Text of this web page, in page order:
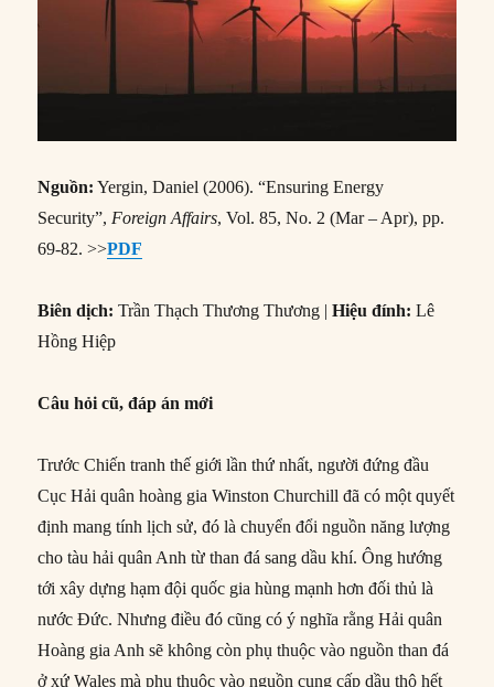
Nguồn: Yergin, Daniel (2006). “Ensuring Energy
Security”, Foreign Affairs, Vol. 85, No. 2 (Mar – Apr), pp.
69-82. >>PDF
Biên dịch: Trần Thạch Thương Thương |Hiệu đính: Lê
Hồng Hiệp
Câu hỏi cũ, đáp án mới
Trước Chiến tranh thế giới lần thứ nhất, người đứng đầu
Cục Hải quân hoàng gia Winston Churchill đã có một quyết
định mang tính lịch sử, đó là chuyển đổi nguồn năng lượng
cho tàu hải quân Anh từ than đá sang dầu khí. Ông hướng
tới xây dựng hạm đội quốc gia hùng mạnh hơn đối thủ là
nước Đức. Nhưng điều đó cũng có ý nghĩa rằng Hải quân
Hoàng gia Anh sẽ không còn phụ thuộc vào nguồn than đá
ở xứ Wales mà phụ thuộc vào nguồn cung cấp dầu thô hết